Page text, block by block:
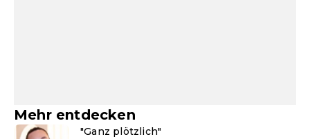
Mehr entdecken
"Ganz plötzlich"